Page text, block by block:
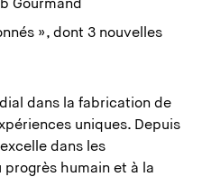
Gourmand
», dont 3 nouvelles
dans la fabrication de
uniques. Depuis
dans les
humain et à la